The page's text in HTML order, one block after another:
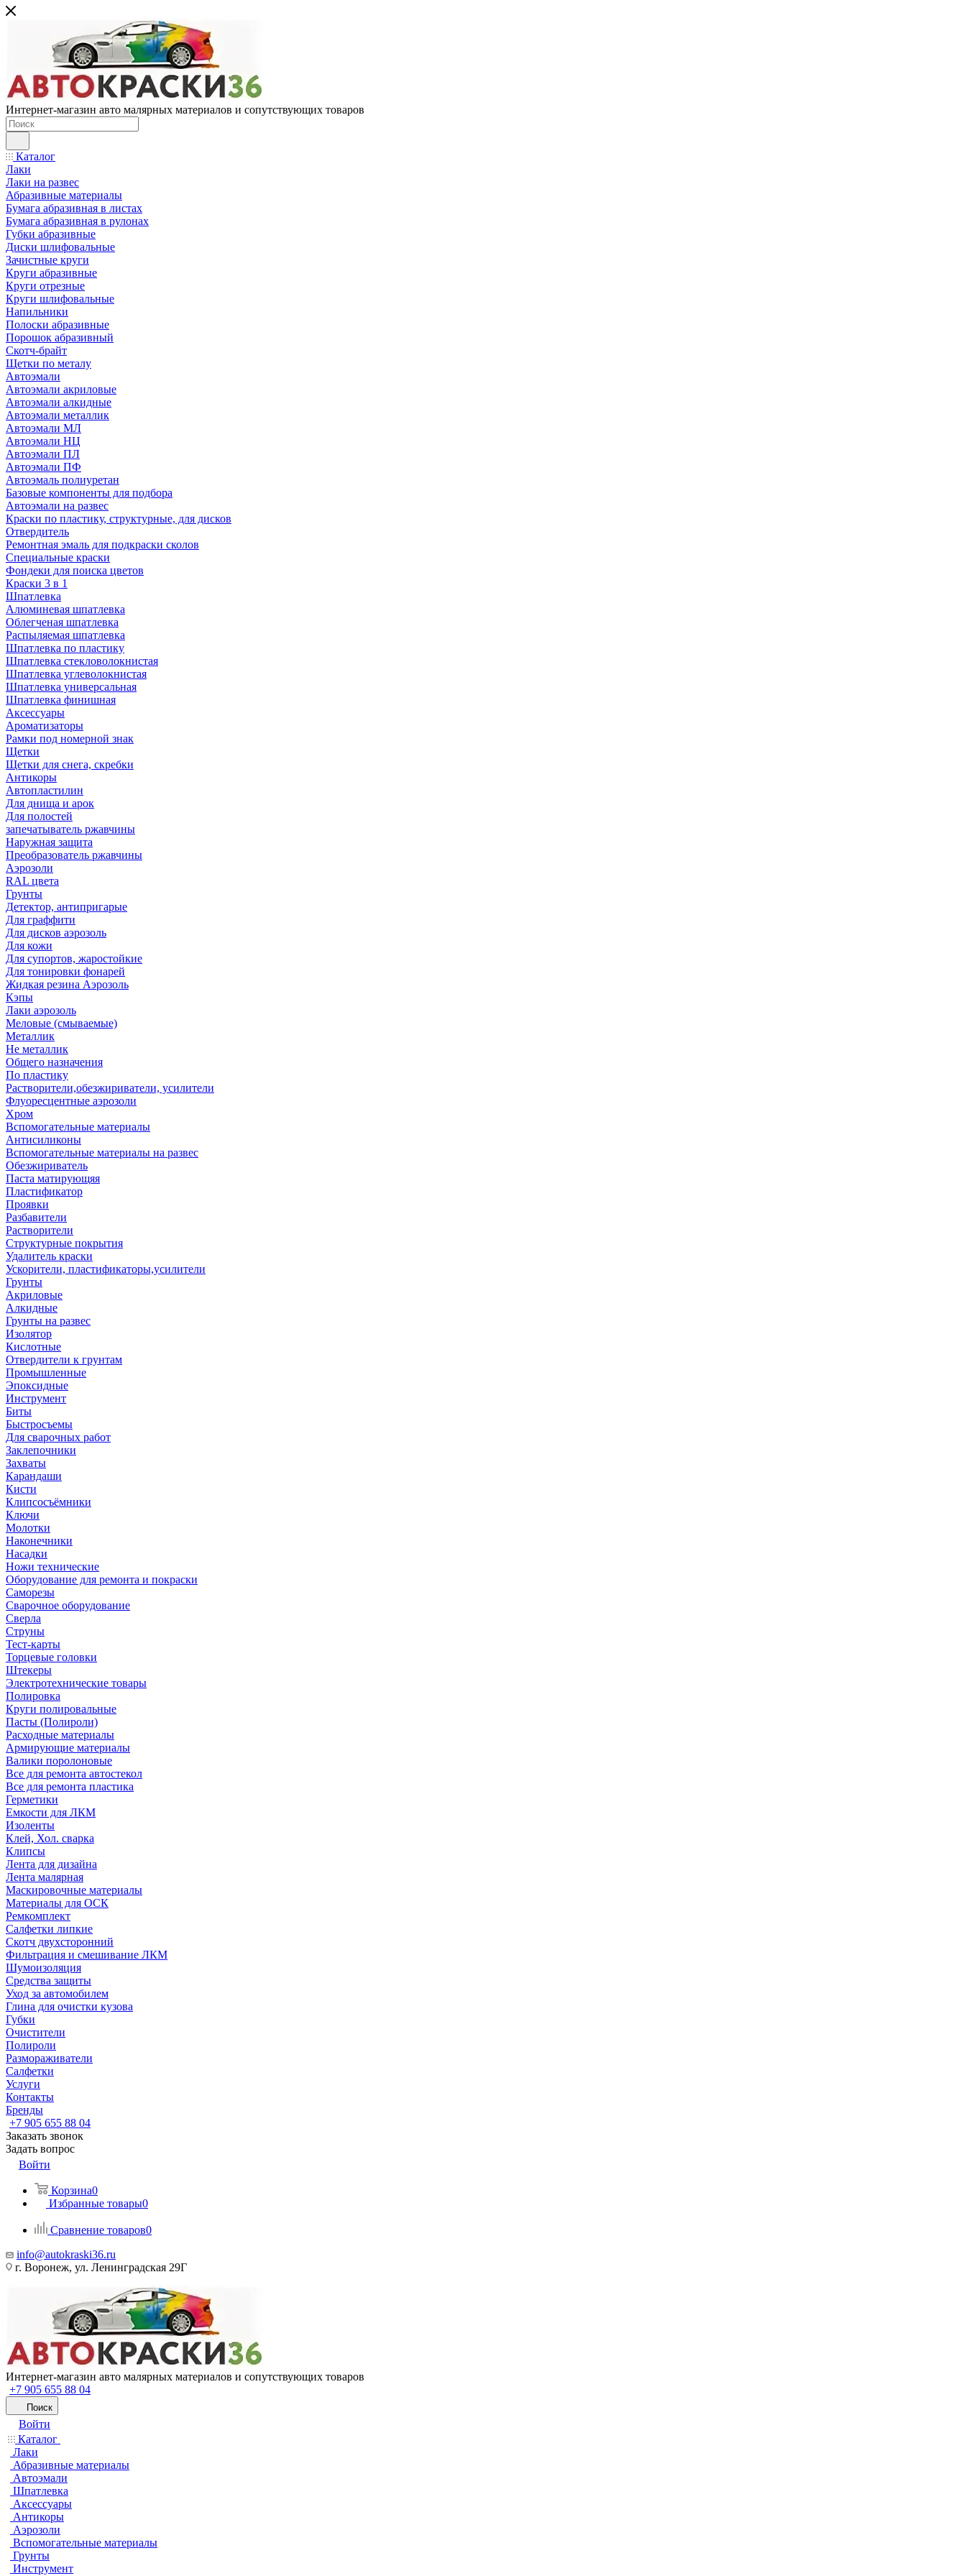
Интернет-магазин авто малярных материалов и сопутствующих товаров
Каталог
Лаки
Лаки на развес
Абразивные материалы
Бумага абразивная в листах
Бумага абразивная в рулонах
Губки абразивные
Диски шлифовальные
Зачистные круги
Круги абразивные
Круги отрезные
Круги шлифовальные
Напильники
Полоски абразивные
Порошок абразивный
Скотч-брайт
Щетки по металу
Автоэмали
Автоэмали акриловые
Автоэмали алкидные
Автоэмали металлик
Автоэмали МЛ
Автоэмали НЦ
Автоэмали ПЛ
Автоэмали ПФ
Автоэмаль полиуретан
Базовые компоненты для подбора
Автоэмали на развес
Краски по пластику, структурные, для дисков
Отвердитель
Ремонтная эмаль для подкраски сколов
Специальные краски
Фондеки для поиска цветов
Краски 3 в 1
Шпатлевка
Алюминевая шпатлевка
Облегченая шпатлевка
Распыляемая шпатлевка
Шпатлевка по пластику
Шпатлевка стекловолокнистая
Шпатлевка углеволокнистая
Шпатлевка универсальная
Шпатлевка финишная
Аксессуары
Ароматизаторы
Рамки под номерной знак
Щетки
Щетки для снега, скребки
Антикоры
Автопластилин
Для днища и арок
Для полостей
запечатыватель ржавчины
Наружная защита
Преобразователь ржавчины
Аэрозоли
RAL цвета
Грунты
Детектор, антипригарые
Для граффити
Для дисков аэрозоль
Для кожи
Для супортов, жаростойкие
Для тонировки фонарей
Жидкая резина Аэрозоль
Кэпы
Лаки аэрозоль
Меловые (смываемые)
Металлик
Не металлик
Общего назначения
По пластику
Растворители,обезжириватели, усилители
Флуоресцентные аэрозоли
Хром
Вспомогательные материалы
Антисиликоны
Вспомогательные материалы на развес
Обезжириватель
Паста матирующяя
Пластификатор
Проявки
Разбавители
Растворители
Структурные покрытия
Удалитель краски
Ускорители, пластификаторы,усилители
Грунты
Акриловые
Алкидные
Грунты на развес
Изолятор
Кислотные
Отвердители к грунтам
Промышленные
Эпоксидные
Инструмент
Биты
Быстросъемы
Для сварочных работ
Заклепочники
Захваты
Карандаши
Кисти
Клипсосъёмники
Ключи
Молотки
Наконечники
Насадки
Ножи технические
Оборудование для ремонта и покраски
Саморезы
Сварочное оборудование
Сверла
Струны
Тест-карты
Торцевые головки
Штекеры
Электротехнические товары
Полировка
Круги полировальные
Пасты (Полироли)
Расходные материалы
Армирующие материалы
Валики поролоновые
Все для ремонта автостекол
Все для ремонта пластика
Герметики
Емкости для ЛКМ
Изоленты
Клей, Хол. сварка
Клипсы
Лента для дизайна
Лента малярная
Маскировочные материалы
Материалы для ОСК
Ремкомплект
Салфетки липкие
Скотч двухсторонний
Фильтрация и смешивание ЛКМ
Шумоизоляция
Средства защиты
Уход за автомобилем
Глина для очистки кузова
Губки
Очистители
Полироли
Размораживатели
Салфетки
Услуги
Контакты
Бренды
+7 905 655 88 04
Заказать звонок
Задать вопрос
Войти
Корзина0
Избранные товары0
Сравнение товаров0
info@autokraski36.ru
г. Воронеж, ул. Ленинградская 29Г
Интернет-магазин авто малярных материалов и сопутствующих товаров
+7 905 655 88 04
Поиск
Войти
Каталог
Лаки
Абразивные материалы
Автоэмали
Шпатлевка
Аксессуары
Антикоры
Аэрозоли
Вспомогательные материалы
Грунты
Инструмент